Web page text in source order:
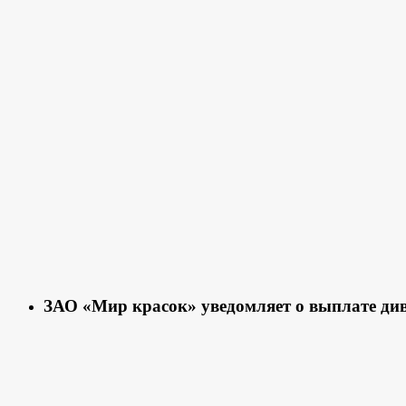
ЗАО «Мир красок» уведомляет о выплате